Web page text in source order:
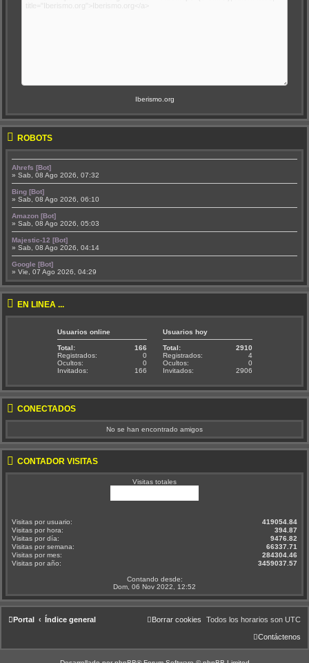
Iberismo.org
ROBOTS
Ahrefs [Bot]
» Sab, 08 Ago 2026, 07:32
Bing [Bot]
» Sab, 08 Ago 2026, 06:10
Amazon [Bot]
» Sab, 08 Ago 2026, 05:03
Majestic-12 [Bot]
» Sab, 08 Ago 2026, 04:14
Google [Bot]
» Vie, 07 Ago 2026, 04:29
EN LÍNEA ...
Usuarios online
Total:
166
Registrados:
0
Ocultos:
0
Invitados:
166
Usuarios hoy
Total:
2910
Registrados:
4
Ocultos:
0
Invitados:
2906
CONECTADOS
No se han encontrado amigos
CONTADOR VISITAS
Visitas totales
Visitas por usuario:
419054.84
Visitas por hora:
394.87
Visitas por día:
9476.82
Visitas por semana:
66337.71
Visitas por mes:
284304.46
Visitas por año:
3459037.57
Contando desde:
Dom, 06 Nov 2022, 12:52
Portal Índice general Todos los horarios son UTC
Borrar cookies
Contáctenos